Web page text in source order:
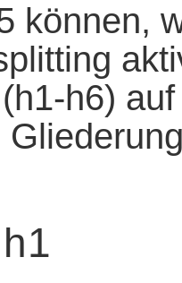
können,
h6)